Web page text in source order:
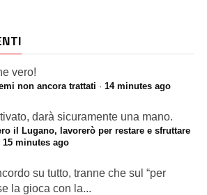
vero!
non ancora trattati · 14 minutes ago
darà sicuramente una mano.
il Lugano, lavorerò per restare e sfruttare
15 minutes ago
su tutto, tranne che sul “per
la gioca con la...